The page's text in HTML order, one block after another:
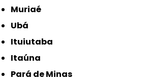
Muriaé
Ubá
Ituiutaba
Itaúna
Pará de Minas